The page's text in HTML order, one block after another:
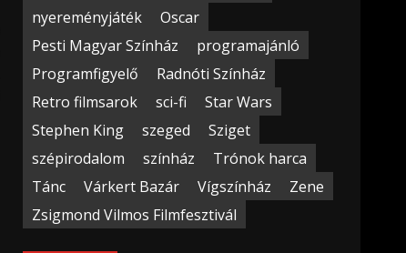
nyereményjáték
Oscar
Pesti Magyar Színház
programajánló
Programfigyelő
Radnóti Színház
Retro filmsarok
sci-fi
Star Wars
Stephen King
szeged
Sziget
szépirodalom
színház
Trónok harca
Tánc
Várkert Bazár Vígszínház
Zene
Zsigmond Vilmos Filmfesztivál